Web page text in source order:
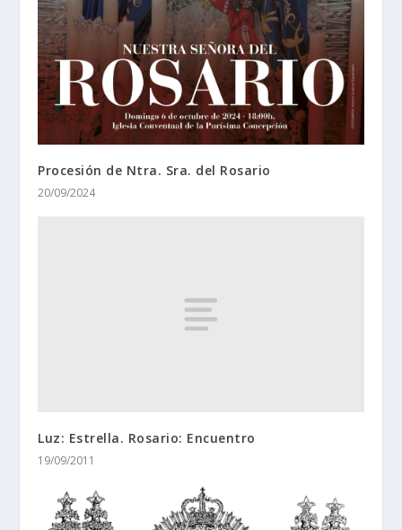
Procesión de Ntra. Sra. del Rosario
20/09/2024
Luz: Estrella. Rosario: Encuentro
19/09/2011